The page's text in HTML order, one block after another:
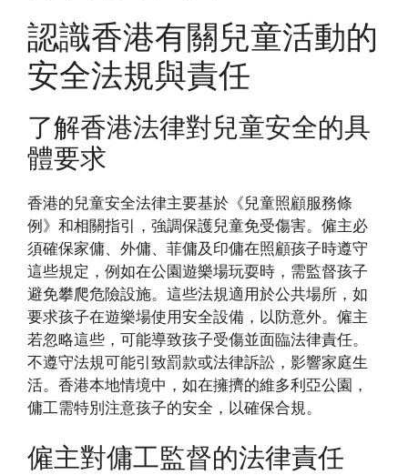
認識香港有關兒童活動的
安全法規與責任
了解香港法律對兒童安全的具
體要求
香港的兒童安全法律主要基於《兒童照顧服務條
例》和相關指引，強調保護兒童免受傷害。僱主必
須確保家傭、外傭、菲傭及印傭在照顧孩子時遵守
這些規定，例如在公園遊樂場玩耍時，需監督孩子
避免攀爬危險設施。這些法規適用於公共場所，如
要求孩子在遊樂場使用安全設備，以防意外。僱主
若忽略這些，可能導致孩子受傷並面臨法律責任。
不遵守法規可能引致罰款或法律訴訟，影響家庭生
活。香港本地情境中，如在擁擠的維多利亞公園，
傭工需特別注意孩子的安全，以確保合規。
僱主對傭工監督的法律責任